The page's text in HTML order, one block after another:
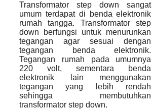
Transformator step down sangat
umum terdapat di benda elektronik
rumah tangga. Transformator step
down berfungsi untuk menurunkan
tegangan agar sesuai dengan
tegangan benda elektronik.
Tegangan rumah pada umumnya
220 volt, sementara benda
elektronik lain menggunakan
tegangan yang lebih rendah
sehingga membutuhkan
transformator step down.